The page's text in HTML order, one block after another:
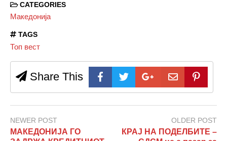
CATEGORIES
Македонија
TAGS
Топ вест
Share This
NEWER POST
МАКЕДОНИЈА ГО
OLDER POST
КРАЈ НА ПОДЕЛБИТЕ –